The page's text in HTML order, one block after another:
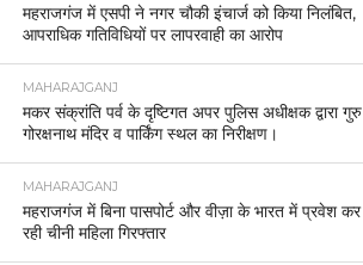
महराजगंज में एसपी ने नगर चौकी इंचार्ज को किया निलंबित,
आपराधिक गतिविधियों पर लापरवाही का आरोप
MAHARAJGANJ
मकर संक्रांति पर्व के दृष्टिगत अपर पुलिस अधीक्षक द्वारा गुरु
गोरक्षनाथ मंदिर व पार्किंग स्थल का निरीक्षण।
MAHARAJGANJ
महराजगंज में बिना पासपोर्ट और वीज़ा के भारत में प्रवेश कर
रही चीनी महिला गिरफ्तार